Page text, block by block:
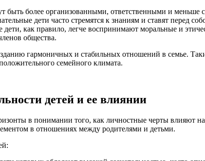
быть более организованными, ответственными и
дети часто стремятся к знаниям и ставят перед
дети, как правило, легче воспринимают моральные и
общества.
гармоничных и стабильных отношений в семье.
семейного климата.
детей и ее влиянии
в понимании того, как личностные черты влияют
в отношениях между родителями и детьми.